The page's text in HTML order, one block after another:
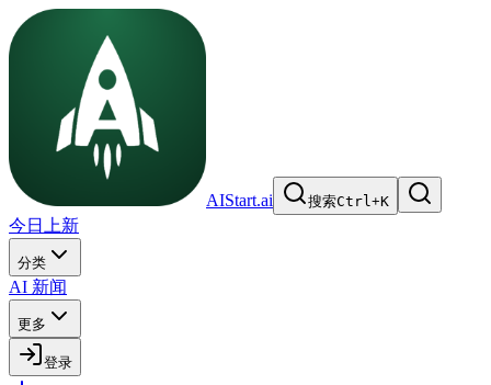
AIStart.ai 搜索Ctrl+K
今日上新
分类
AI 新闻
更多
登录